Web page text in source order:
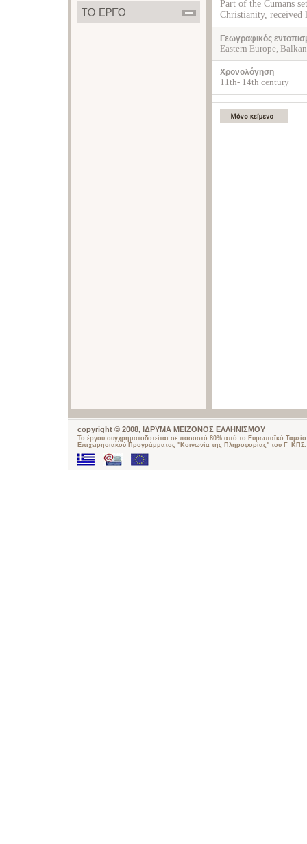
Part of the Cumans
Christianity, received
Γεωγραφικός
Eastern Europe,
Χρονολόγηση
11th- 14th century
copyright © 2008, ΙΔΡΥΜΑ ΜΕΙΖΟΝΟΣ ΕΛΛΗΝΙΣΜΟΥ
Το έργου συγχρηματοδοτείται σε ποσοστό 80% από το Ευρωπαϊκό
Επιχειρησιακού Προγράμματος "Κοινωνία της Πληροφορίας" του Γ΄ ΚΠΣ.